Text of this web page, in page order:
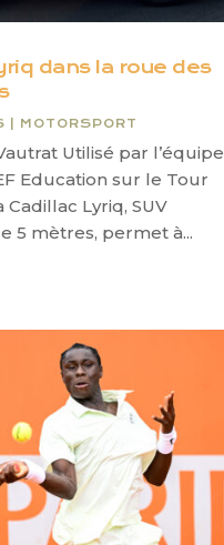
dans la roue des
MOTORSPORT
Utilisé par l’équipe
Education sur le Tour
Cadillac Lyriq, SUV
5 mètres, permet à...